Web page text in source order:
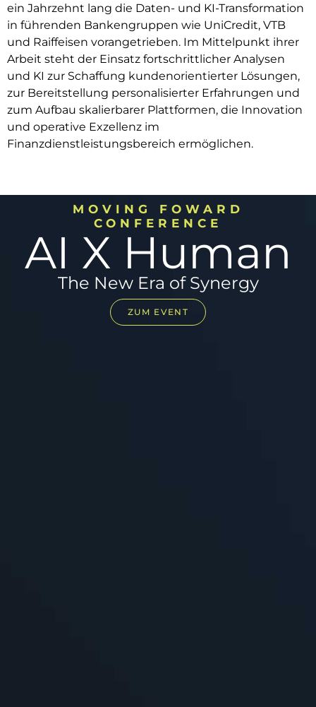
ein Jahrzehnt lang die Daten- und KI-Transformation
in führenden Bankengruppen wie UniCredit, VTB
und Raiffeisen vorangetrieben. Im Mittelpunkt ihrer
Arbeit steht der Einsatz fortschrittlicher Analysen
und KI zur Schaffung kundenorientierter Lösungen,
zur Bereitstellung personalisierter Erfahrungen und
zum Aufbau skalierbarer Plattformen, die Innovation
und operative Exzellenz im
Finanzdienstleistungsbereich ermöglichen.
MOVING FOWARD
CONFERENCE
AI X Human
The New Era of Synergy​
ZUM EVENT